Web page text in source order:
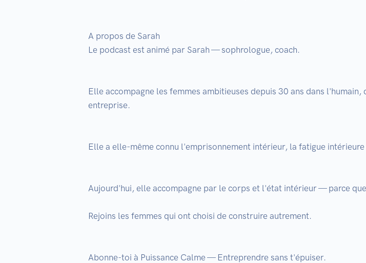
A propos de Sarah
Le podcast est animé par Sarah — sophrologue, coach.
Elle accompagne les femmes ambitieuses depuis 30 ans dans
entreprise.
Elle a elle-même connu l'emprisonnement intérieur, la fatigue
Aujourd'hui, elle accompagne par le corps et l'état intérieur — parce
Rejoins les femmes qui ont choisi de construire autrement.
Abonne-toi à Puissance Calme — Entreprendre sans t'épuiser.